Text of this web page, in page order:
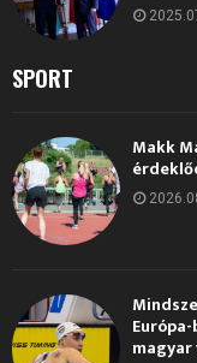
SPORT
Makk